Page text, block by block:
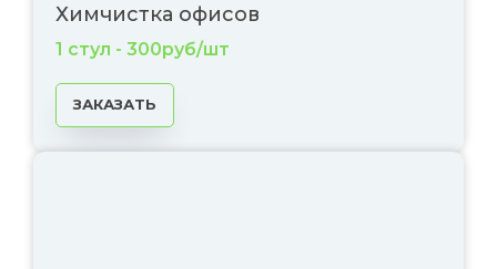
Химчистка офисов
1 стул - 300руб/шт
ЗАКАЗАТЬ